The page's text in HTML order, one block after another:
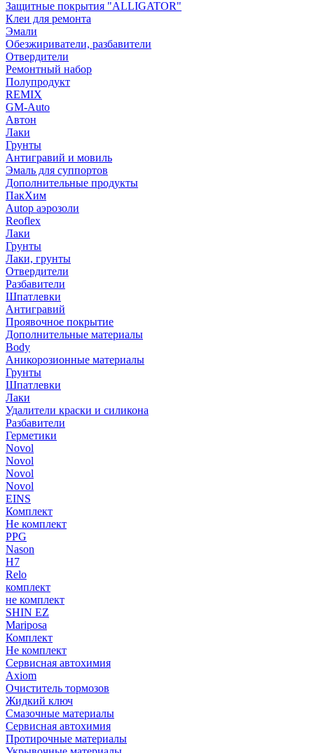
Защитные покрытия "ALLIGATOR"
Клеи для ремонта
Эмали
Обезжириватели, разбавители
Отвердители
Ремонтный набор
Полупродукт
REMIX
GM-Auto
Автон
Лаки
Грунты
Антигравий и мовиль
Эмаль для суппортов
Дополнительные продукты
ПакХим
Autop аэрозоли
Reoflex
Лаки
Грунты
Лаки, грунты
Отвердители
Разбавители
Шпатлевки
Антигравий
Проявочное покрытие
Дополнительные материалы
Body
Аникорозионные материалы
Грунты
Шпатлевки
Лаки
Удалители краски и силикона
Разбавители
Герметики
Novol
Novol
Novol
Novol
EINS
Комплект
Не комплект
PPG
Nason
H7
Relo
комплект
не комплект
SHIN EZ
Mariposa
Комплект
Не комплект
Сервисная автохимия
Axiom
Очиститель тормозов
Жидкий ключ
Смазочные материалы
Сервисная автохимия
Протирочные материалы